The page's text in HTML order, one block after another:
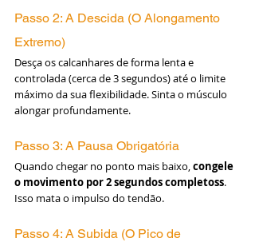
Passo 2: A Descida (O Alongamento
Extremo)
Desça os calcanhares de forma lenta e
controlada (cerca de 3 segundos) até o limite
máximo da sua flexibilidade. Sinta o músculo
alongar profundamente.
Passo 3: A Pausa Obrigatória
Quando chegar no ponto mais baixo, congele
o movimento por 2 segundos completoss.
Isso mata o impulso do tendão.
Passo 4: A Subida (O Pico de